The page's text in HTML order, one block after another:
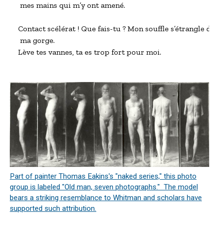
mes mains qui m’y ont amené.
Contact scélérat ! Que fais-tu ? Mon souffle s’étrangle
ma gorge.
Lève tes vannes, ta es trop fort pour moi.
Part of painter Thomas Eakins's "naked series," this photo
group is labeled "Old man, seven photographs." The model
bears a striking resemblance to Whitman and scholars have
supported such attribution.